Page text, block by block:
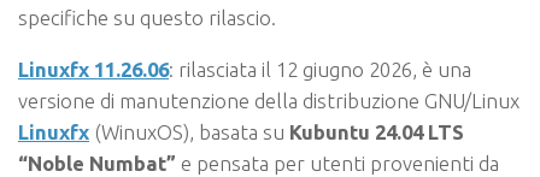
specifiche su questo rilascio.
Linuxfx 11.26.06: rilasciata il 12 giugno 2026, è una
versione di manutenzione della distribuzione GNU/Linux
Linuxfx (WinuxOS), basata su Kubuntu 24.04 LTS
“Noble Numbat” e pensata per utenti provenienti da